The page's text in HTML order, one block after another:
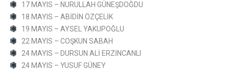
17 MAYIS – NURULLAH GÜNEŞDOĞDU
18 MAYIS – ABİDİN ÖZÇELİK
19 MAYIS – AYSEL YAKUPOĞLU
22 MAYIS – COŞKUN SABAH
24 MAYIS – DURSUN ALİ ERZİNCANLI
24 MAYIS – YUSUF GÜNEY